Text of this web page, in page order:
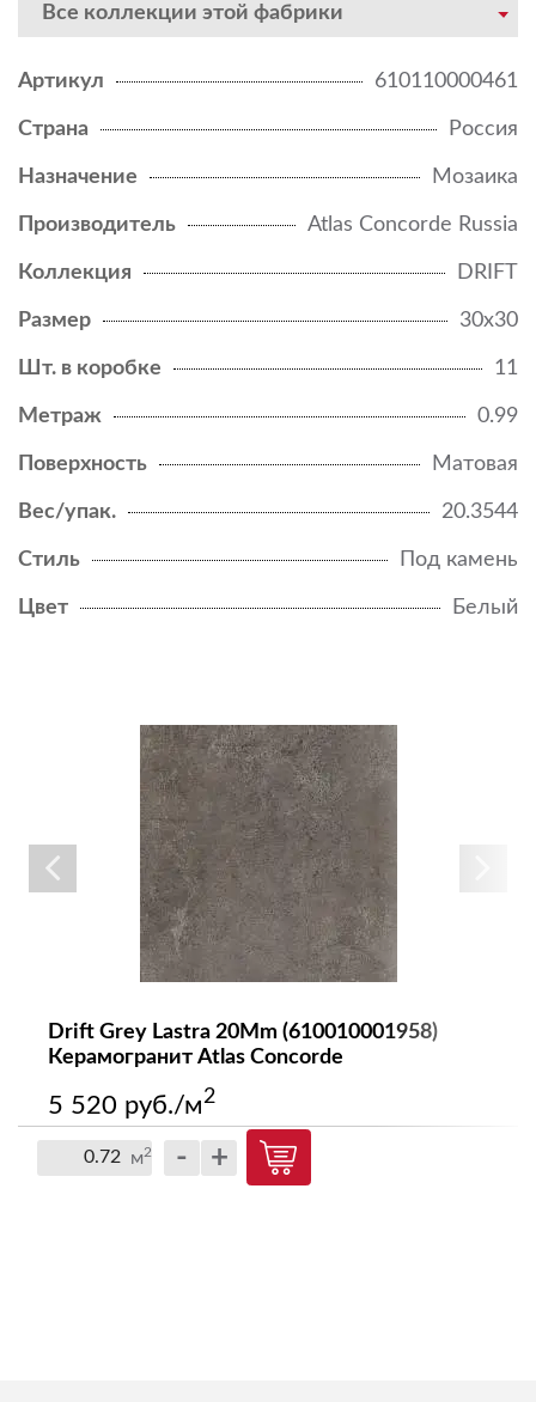
Все коллекции этой фабрики
Артикул 610110000461
Страна Россия
Назначение Мозаика
Производитель Atlas Concorde Russia
Коллекция DRIFT
Размер 30x30
Шт. в коробке 11
Метраж 0.99
Поверхность Матовая
Вес/упак. 20.3544
Стиль Под камень
Цвет Белый
Drift Grey Lastra 20Mm (610010001958)
Керамогранит Atlas Concorde
5 520 руб./м2
м2 - +